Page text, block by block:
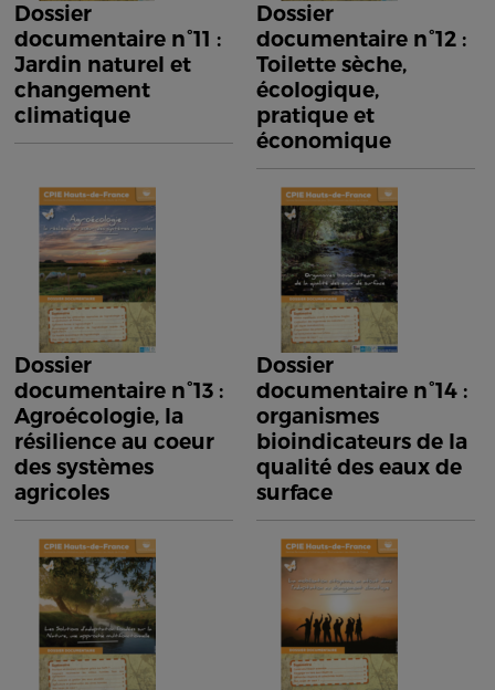
Dossier
documentaire n°11 :
Jardin naturel et
changement
climatique
Dossier
documentaire n°12 :
Toilette sèche,
écologique,
pratique et
économique
Dossier
documentaire n°13 :
Agroécologie, la
résilience au coeur
des systèmes
agricoles
Dossier
documentaire n°14 :
organismes
bioindicateurs de la
qualité des eaux de
surface